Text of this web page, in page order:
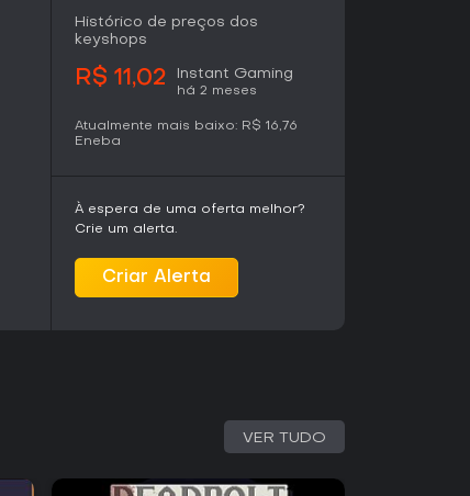
Histórico de preços dos
keyshops
R$ 11,02 Instant Gaming
há 2 meses
Atualmente mais baixo: R$ 16,76
Eneba
À espera de uma oferta melhor?
Crie um alerta.
Criar Alerta
VER TUDO